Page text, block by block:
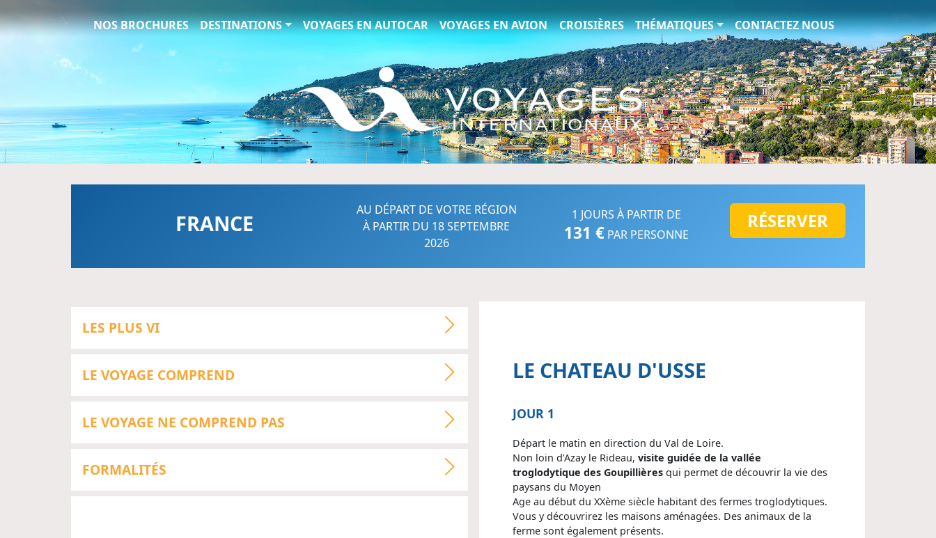
Circuits et Séjours en France, Voyages Internationaux
NOS BROCHURES DESTINATIONS VOYAGES EN AUTOCAR VOYAGES EN AVION CROISIÈRES THÉMATIQUES CONTACTEZ NOUS
FRANCE
AU DÉPART DE VOTRE RÉGION
À PARTIR DU 18 SEPTEMBRE
2026
1 JOURS À PARTIR DE
131 € PAR PERSONNE
RÉSERVER
LE CHATEAU D'USSE
JOUR 1
Départ le matin en direction du Val de Loire.
Non loin d’Azay le Rideau, visite guidée de la vallée
troglodytique des Goupillières qui permet de découvrir la vie des
paysans du Moyen
Age au début du XXème siècle habitant des fermes troglodytiques.
Vous y découvrirez les maisons aménagées. Des animaux de la
ferme sont également présents.
LES PLUS VI
LE VOYAGE COMPREND
LE VOYAGE NE COMPREND PAS
FORMALITÉS